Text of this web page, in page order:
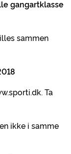
gangartklasse
sammen
Ta
ikke i samme